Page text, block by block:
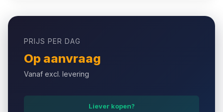
Geen kapitaalinvestering nodig
Flexibele huurperiodes
Onderhoud inbegrepen
PRIJS PER DAG
Op aanvraag
Vanaf excl. levering
Liever kopen?